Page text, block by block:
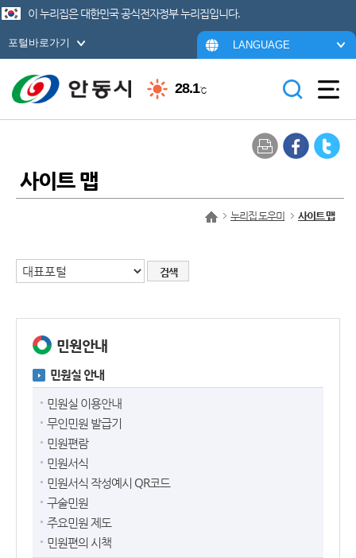
이 누리집은 대한민국 공식전자정부 누리집입니다.
포털바로가기 LANGUAGE
28.1℃
사이트 맵
누리집 도우미 사이트 맵
민원안내
민원실 안내
민원실 이용안내
무인민원 발급기
민원편람
민원서식
민원서식 작성예시 QR코드
구술민원
주요민원 제도
민원편의 시책